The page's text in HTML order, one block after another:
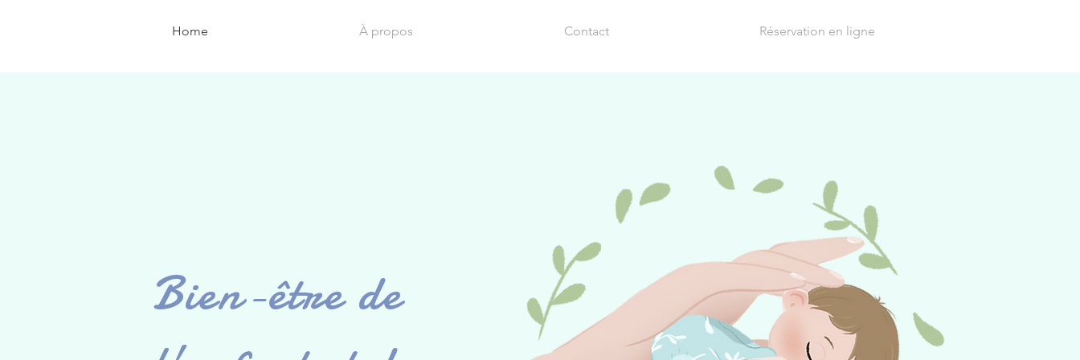
Home À propos Contact Réservation en ligne
Bien-être de